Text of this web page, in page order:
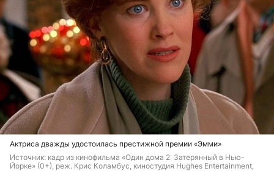
Актриса дважды удостоилась престижной премии «Эмми»
Источник: кадр из кинофильма «Один дома 2: Затерянный в Нью-
Йорке» (0+), реж. Крис Коламбус, киностудия Hughes Entertainment,